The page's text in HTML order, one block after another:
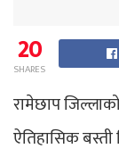
20
SHARES
रामेछाप
ऐतिहासिक